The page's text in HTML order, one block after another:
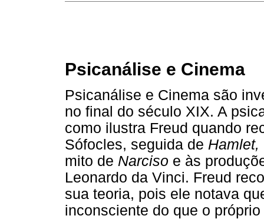
Psicanálise e Cinema
Psicanálise e Cinema são
no final do século XIX. A
como ilustra Freud quando
Sófocles, seguida de Hamlet,
mito de Narciso e às
Leonardo da Vinci. Freud
sua teoria, pois ele notava
inconsciente do que o